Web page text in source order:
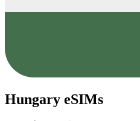
Hungary eSIMs